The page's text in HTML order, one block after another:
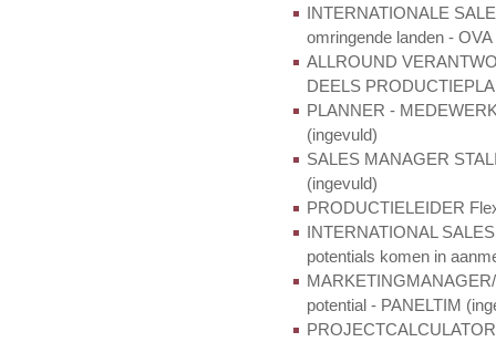
INTERNATIONALE
omringende landen - OVA
ALLROUND
DEELS
PLANNER -
(ingevuld)
SALES MANAGER
(ingevuld)
PRODUCTIELEIDER
INTERNATIONAL
potentials komen in
potential - PANELTIM